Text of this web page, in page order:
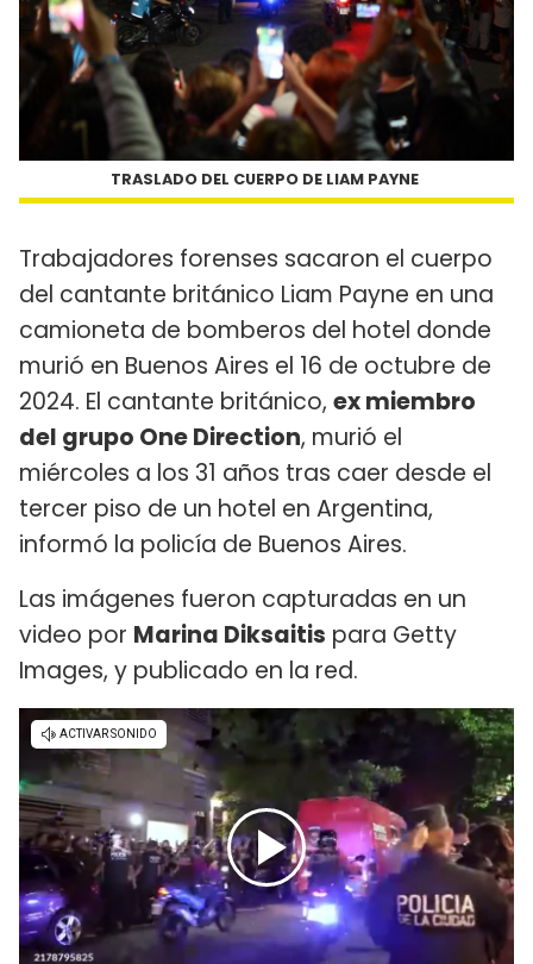
TRASLADO DEL CUERPO DE LIAM PAYNE
Trabajadores forenses sacaron el cuerpo
del cantante británico Liam Payne en una
camioneta de bomberos del hotel donde
murió en Buenos Aires el 16 de octubre de
2024. El cantante británico, ex miembro
del grupo One Direction, murió el
miércoles a los 31 años tras caer desde el
tercer piso de un hotel en Argentina,
informó la policía de Buenos Aires.
Las imágenes fueron capturadas en un
video por Marina Diksaitis para Getty
Images, y publicado en la red.